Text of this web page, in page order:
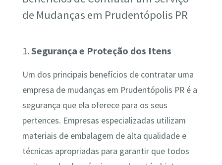
de Mudanças em Prudentópolis PR
1. Segurança e Proteção dos Itens
Um dos principais benefícios de contratar uma
empresa de mudanças em Prudentópolis PR é a
segurança que ela oferece para os seus
pertences. Empresas especializadas utilizam
materiais de embalagem de alta qualidade e
técnicas apropriadas para garantir que todos